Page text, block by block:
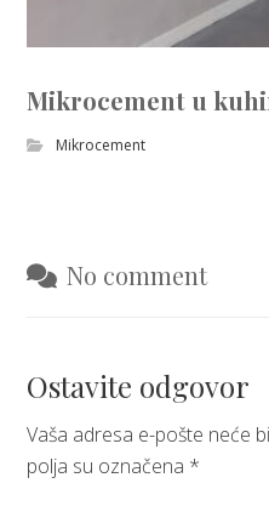
Mikrocement u
Mikrocement
No comment
Ostavite odgovor
Vaša adresa e-pošte neće
polja su označena *